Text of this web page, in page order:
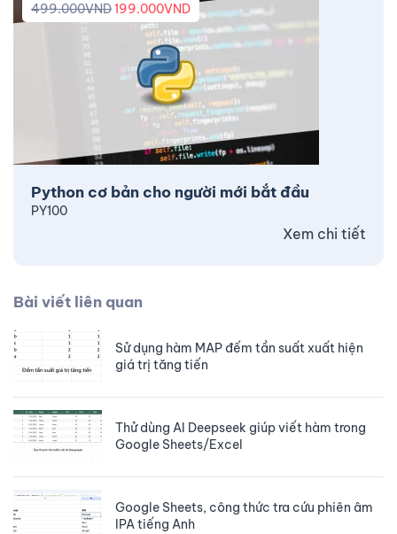
Python cơ bản cho người mới bắt đầu
499.000VND199.000VND
PY100
Xem chi tiết
Bài viết liên quan
Sử dụng hàm MAP đếm tần suất xuất hiện
giá trị tăng tiến
Thử dùng AI Deepseek giúp viết hàm trong
Google Sheets/Excel
Google Sheets, công thức tra cứu phiên âm
IPA tiếng Anh